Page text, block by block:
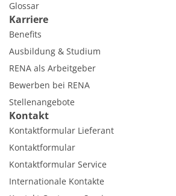
Glossar
Karriere
Benefits
Ausbildung & Studium
RENA als Arbeitgeber
Bewerben bei RENA
Stellenangebote
Kontakt
Kontaktformular Lieferant
Kontaktformular
Kontaktformular Service
Internationale Kontakte